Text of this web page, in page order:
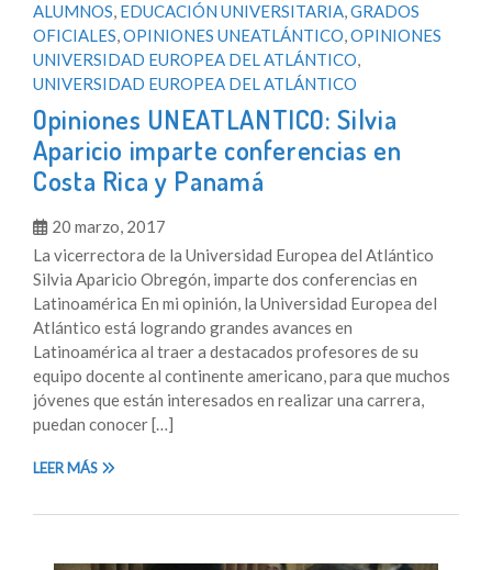
ALUMNOS, EDUCACIÓN UNIVERSITARIA,GRADOS
OFICIALES,OPINIONES UNEATLÁNTICO,OPINIONES
UNIVERSIDAD EUROPEA DEL ATLÁNTICO,
UNIVERSIDAD EUROPEA DEL ATLÁNTICO
Opiniones UNEATLANTICO: Silvia
Aparicio imparte conferencias en
Costa Rica y Panamá
20 marzo, 2017
La vicerrectora de la Universidad Europea del Atlántico
Silvia Aparicio Obregón, imparte dos conferencias en
Latinoamérica En mi opinión, la Universidad Europea del
Atlántico está logrando grandes avances en
Latinoamérica al traer a destacados profesores de su
equipo docente al continente americano, para que muchos
jóvenes que están interesados en realizar una carrera,
puedan conocer […]
LEER MÁS